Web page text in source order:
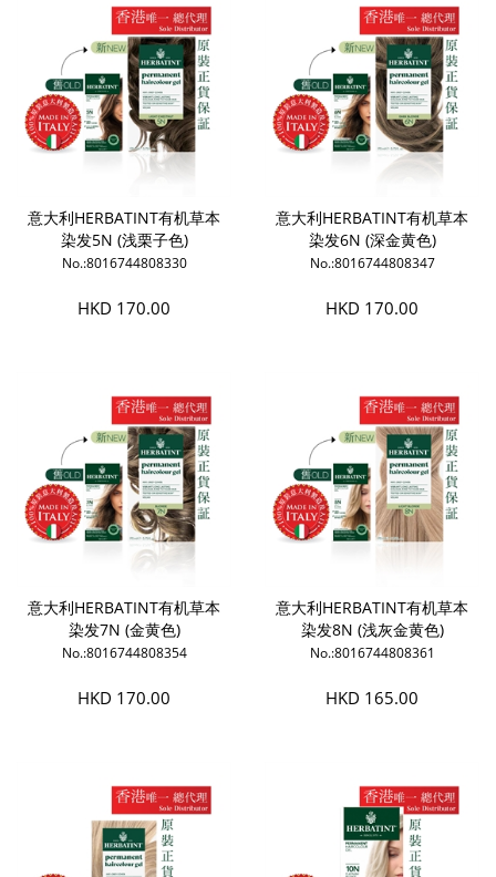
意大利HERBATINT有机草本
染发5N (浅栗子色)
No.:8016744808330
HKD 170.00
意大利HERBATINT有机草本
染发6N (深金黄色)
No.:8016744808347
HKD 170.00
意大利HERBATINT有机草本
染发7N (金黄色)
No.:8016744808354
HKD 170.00
意大利HERBATINT有机草本
染发8N (浅灰金黄色)
No.:8016744808361
HKD 165.00